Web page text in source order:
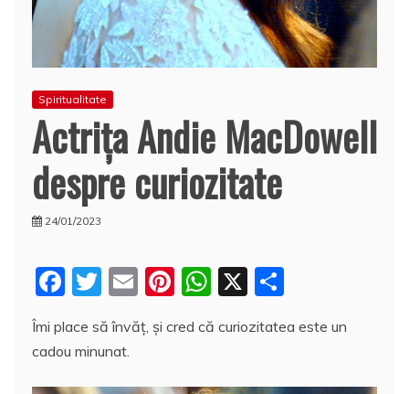
Spiritualitate
Actriţa Andie MacDowell
despre curiozitate
24/01/2023
F
c
e
T
itt
er
E
ai
Pi
er
W
at
X
rt
Îmi place să învăţ, şi cred că curiozitatea este un
cadou minunat.